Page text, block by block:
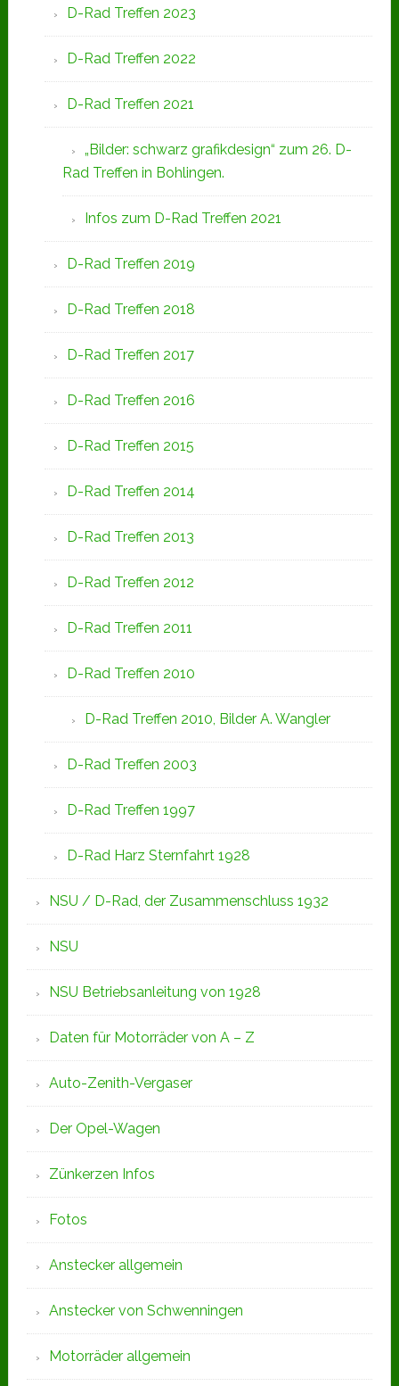
D-Rad Treffen 2023
D-Rad Treffen 2022
D-Rad Treffen 2021
„Bilder: schwarz grafikdesign“ zum 26. D-
Rad Treffen in Bohlingen.
Infos zum D-Rad Treffen 2021
D-Rad Treffen 2019
D-Rad Treffen 2018
D-Rad Treffen 2017
D-Rad Treffen 2016
D-Rad Treffen 2015
D-Rad Treffen 2014
D-Rad Treffen 2013
D-Rad Treffen 2012
D-Rad Treffen 2011
D-Rad Treffen 2010
D-Rad Treffen 2010, Bilder A. Wangler
D-Rad Treffen 2003
D-Rad Treffen 1997
D-Rad Harz Sternfahrt 1928
NSU / D-Rad, der Zusammenschluss 1932
NSU
NSU Betriebsanleitung von 1928
Daten für Motorräder von A – Z
Auto-Zenith-Vergaser
Der Opel-Wagen
Zünkerzen Infos
Fotos
Anstecker allgemein
Anstecker von Schwenningen
Motorräder allgemein